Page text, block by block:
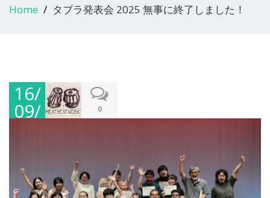
Home タブラ発表会 2025 無事に終了しました！
16/
09/ 0